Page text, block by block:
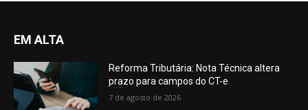
EM ALTA
Reforma Tributária: Nota Técnica altera
prazo para campos do CT-e
7 de agosto de 2026